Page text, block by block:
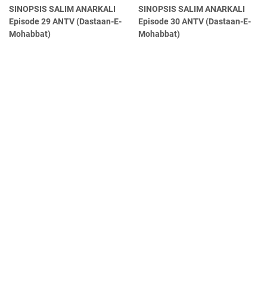
SINOPSIS SALIM ANARKALI
Episode 29 ANTV (Dastaan-E-
Mohabbat)
SINOPSIS SALIM ANARKALI
Episode 30 ANTV (Dastaan-E-
Mohabbat)